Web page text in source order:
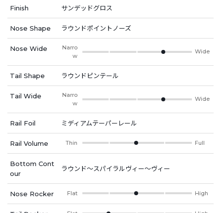
Finish サンデッドグロス
Nose Shape ラウンドポイントノーズ
Nose Wide
Narro
w
Wide
Tail Shape ラウンドピンテール
Tail Wide
Narro
w
Wide
Rail Foil ミディアムテーパーレール
Rail Volume Thin Full
Bottom Cont
our
ラウンド～スパイラルヴィー～ヴィー
Nose Rocker Flat High